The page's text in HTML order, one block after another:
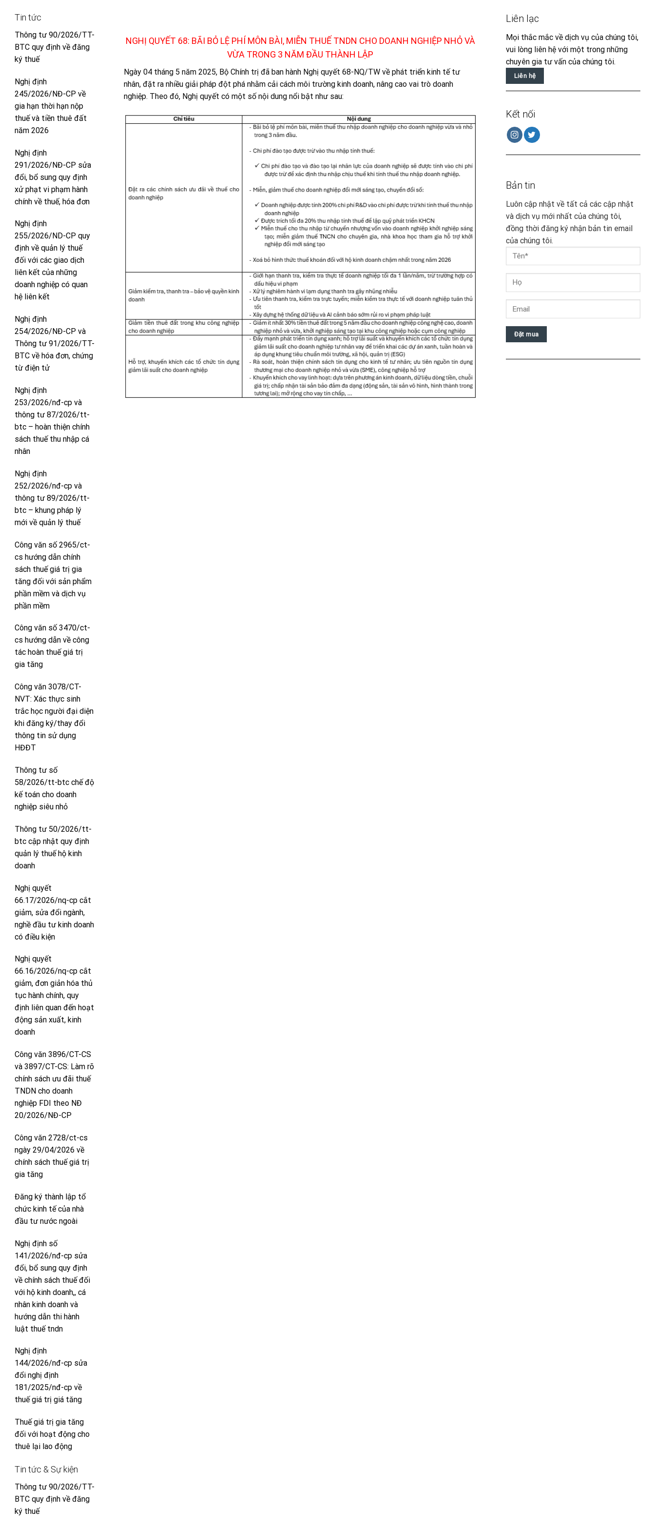
Tin tức
Thông tư 90/2026/TT-
BTC quy định về đăng
ký thuế
Nghị định
245/2026/NĐ-CP về
gia hạn thời hạn nộp
thuế và tiền thuê đất
năm 2026
Nghị định
291/2026/NĐ-CP sửa
đổi, bổ sung quy định
xử phạt vi phạm hành
chính về thuế, hóa đơn
Nghị định
255/2026/ND-CP quy
định về quản lý thuế
đối với các giao dịch
liên kết của những
doanh nghiệp có quan
hệ liên kết
Nghị định
254/2026/NĐ-CP và
Thông tư 91/2026/TT-
BTC về hóa đơn, chứng
từ điện tử
Nghị định
253/2026/nđ-cp và
thông tư 87/2026/tt-
btc – hoàn thiện chính
sách thuế thu nhập cá
nhân
Nghị định
252/2026/nđ-cp và
thông tư 89/2026/tt-
btc – khung pháp lý
mới về quản lý thuế
Công văn số 2965/ct-
cs hướng dẫn chính
sách thuế giá trị gia
tăng đối với sản phẩm
phần mềm và dịch vụ
phần mềm
Công văn số 3470/ct-
cs hướng dẫn về công
tác hoàn thuế giá trị
gia tăng
Công văn 3078/CT-
NVT: Xác thực sinh
trắc học người đại diện
khi đăng ký/thay đổi
thông tin sử dụng
HĐĐT
Thông tư số
58/2026/tt-btc chế độ
kế toán cho doanh
nghiệp siêu nhỏ
Thông tư 50/2026/tt-
btc cập nhật quy định
quản lý thuế hộ kinh
doanh
Nghị quyết
66.17/2026/nq-cp cắt
giảm, sửa đổi ngành,
nghề đầu tư kinh doanh
có điều kiện
Nghị quyết
66.16/2026/nq-cp cắt
giảm, đơn giản hóa thủ
tục hành chính, quy
định liên quan đến hoạt
động sản xuất, kinh
doanh
Công văn 3896/CT-CS
và 3897/CT-CS: Làm rõ
chính sách ưu đãi thuế
TNDN cho doanh
nghiệp FDI theo NĐ
20/2026/NĐ-CP
Công văn 2728/ct-cs
ngày 29/04/2026 về
chính sách thuế giá trị
gia tăng
Đăng ký thành lập tổ
chức kinh tế của nhà
đầu tư nước ngoài
Nghị định số
141/2026/nđ-cp sửa
đổi, bổ sung quy định
về chính sách thuế đối
với hộ kinh doanh,, cá
nhân kinh doanh và
hướng dẫn thi hành
luật thuế tndn
Nghị định
144/2026/nđ-cp sửa
đổi nghị định
181/2025/nđ-cp về
thuế giá trị giá tăng
Thuế giá trị gia tăng
đối với hoạt động cho
thuê lại lao động
Tin tức & Sự kiện
Thông tư 90/2026/TT-
BTC quy định về đăng
ký thuế
NGHỊ QUYẾT 68: BÃI BỎ LỆ PHÍ MÔN BÀI, MIỄN THUẾ TNDN CHO DOANH NGHIỆP NHỎ VÀ
VỪA TRONG 3 NĂM ĐẦU THÀNH LẬP
Ngày 04 tháng 5 năm 2025, Bộ Chính trị đã ban hành Nghị quyết 68-NQ/TW về phát triển kinh tế tư
nhân, đặt ra nhiều giải pháp đột phá nhằm cải cách môi trường kinh doanh, nâng cao vai trò doanh
nghiệp. Theo đó, Nghị quyết có một số nội dung nổi bật như sau:
Liên lạc
Mọi thắc mắc về dịch vụ của chúng tôi,
vui lòng liên hệ với một trong những
chuyên gia tư vấn của chúng tôi.
Liên hệ
Kết nối
Bản tin
Luôn cập nhật về tất cả các cập nhật
và dịch vụ mới nhất của chúng tôi,
đồng thời đăng ký nhận bản tin email
của chúng tôi.
Đặt mua